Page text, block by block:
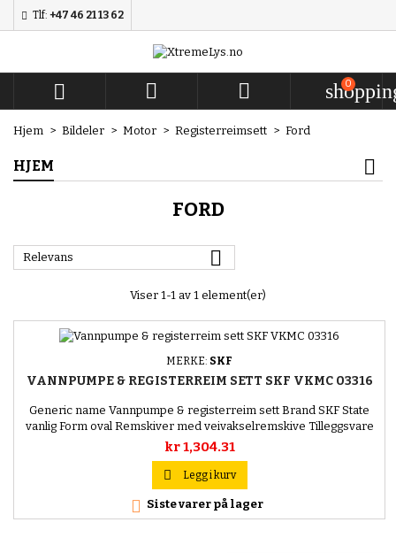
Tlf: +47 46 21 13 62
   0
Hjem Bildeler Motor Registerreimsett Ford
HJEM
FORD
Relevans 
Viser 1-1 av 1 element(er)
MERKE: SKF
VANNPUMPE & REGISTERREIM SETT SKF VKMC 03316
Generic name Vannpumpe & registerreim sett Brand SKF State
vanlig Form oval Remskiver med veivakselremskive Tilleggsvare
/tilleggsinfo med tetning rem med avrundet tannprofil antall
skruer 1 Material vannpumpevingehjul plast Stroppbredde [mm]
25,4 mm Tannantall 141 EAN 7316576060069
Produktinformasjon...
kr 1,304.31
 Legg i kurv
 Siste varer på lager
Mine ønskelister
Opprett ny
((modalTitle))
((cancelText)) ((modalDeleteText))
((title))
((label))
((createText))
Logg inn
Du må være innlogget for å lagre produkter i ønskelisten din.
((cancelText))